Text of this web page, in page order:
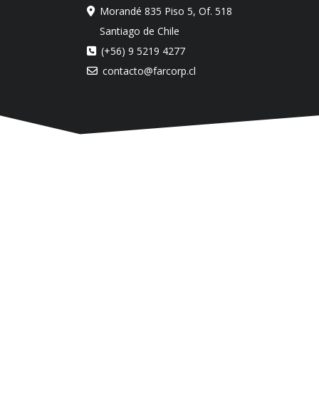
Morandé 835 Piso 5, Of. 518
Santiago de Chile
(+56) 9 5219 4277
contacto@farcorp.cl